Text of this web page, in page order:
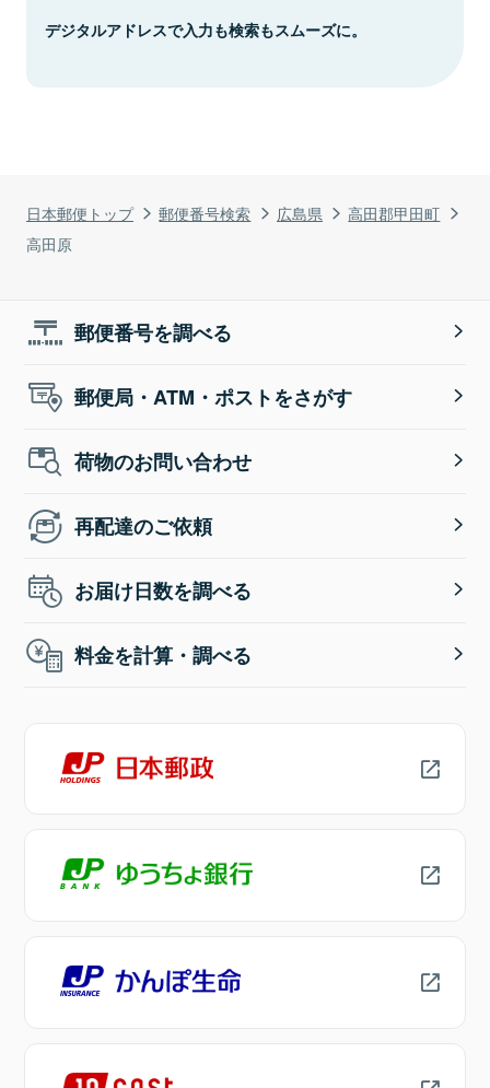
日本郵便トップ 郵便番号検索 広島県
高田郡甲田町
高田原
デジタルアドレスで入力も検索もスムーズに。
郵便番号を調べる
郵便局・ATM・ポストをさがす
荷物のお問い合わせ
再配達のご依頼
お届け日数を調べる
料金を計算・調べる